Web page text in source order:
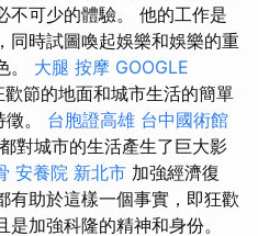
不可少的體驗。 他的工作是
同時試圖喚起娛樂和娛樂的重
。 大腿 按摩 GOOGLE
歡節的地面和城市生活的簡單
。 台胞證高雄 台中國術館
對城市的生活產生了巨大影
安養院 新北市 加強經濟復
有助於這樣一個事實，即狂歡
加強科隆的精神和身份。